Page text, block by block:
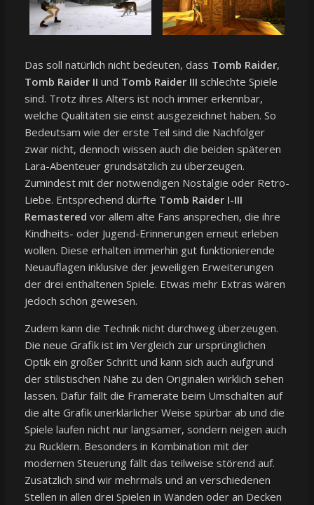
Das soll natürlich nicht bedeuten, dass Tomb Raider,
Tomb Raider II und Tomb Raider III schlechte Spiele
sind. Trotz ihres Alters ist noch immer erkennbar,
welche Qualitäten sie einst ausgezeichnet haben. So
Bedeutsam wie der erste Teil sind die Nachfolger
zwar nicht, dennoch wissen auch die beiden späteren
Lara-Abenteuer grundsätzlich zu überzeugen.
Zumindest mit der notwendigen Nostalgie oder Retro-
Liebe. Entsprechend dürfte Tomb Raider I-III
Remastered vor allem alte Fans ansprechen, die ihre
Kindheits- oder Jugend-Erinnerungen erneut erleben
wollen. Diese erhalten immerhin gut funktionierende
Neuauflagen inklusive der jeweiligen Erweiterungen
der drei enthaltenen Spiele. Etwas mehr Extras wären
jedoch schön gewesen.
Zudem kann die Technik nicht durchweg überzeugen.
Die neue Grafik ist im Vergleich zur ursprünglichen
Optik ein großer Schritt und kann sich auch aufgrund
der stilistischen Nähe zu den Originalen wirklich sehen
lassen. Dafür fällt die Framerate beim Umschalten auf
die alte Grafik unerklärlicher Weise spürbar ab und die
Spiele laufen nicht nur langsamer, sondern neigen auch
zu Rucklern. Besonders in Kombination mit der
modernen Steuerung fällt das teilweise störend auf.
Zusätzlich sind wir mehrmals und an verschiedenen
Stellen in allen drei Spielen in Wänden oder an Decken